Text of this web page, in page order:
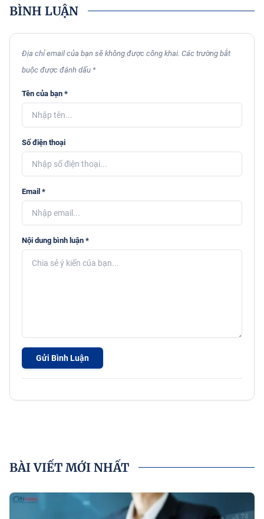
BÌNH LUẬN
Địa chỉ email của bạn sẽ không được công khai. Các trường bắt
buộc được đánh dấu *
Tên của bạn *
Số điện thoại
Email *
Nội dung bình luận *
Gửi Bình Luận
BÀI VIẾT MỚI NHẤT